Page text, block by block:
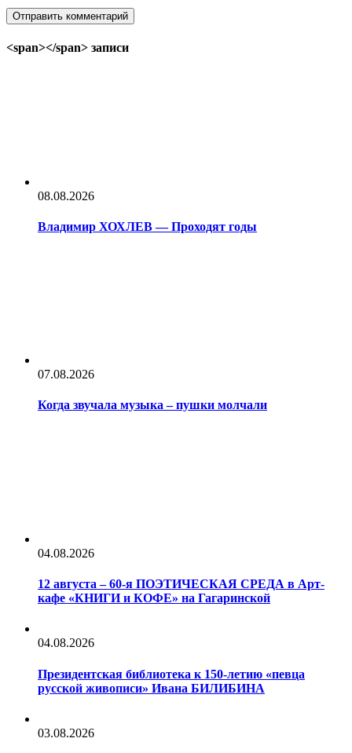
<span></span> записи
08.08.2026
Владимир ХОХЛЕВ — Проходят годы
07.08.2026
Когда звучала музыка – пушки молчали
04.08.2026
12 августа – 60-я ПОЭТИЧЕСКАЯ СРЕДА в Арт-
кафе «КНИГИ и КОФЕ» на Гагаринской
04.08.2026
Президентская библиотека к 150-летию «певца
русской живописи» Ивана БИЛИБИНА
03.08.2026